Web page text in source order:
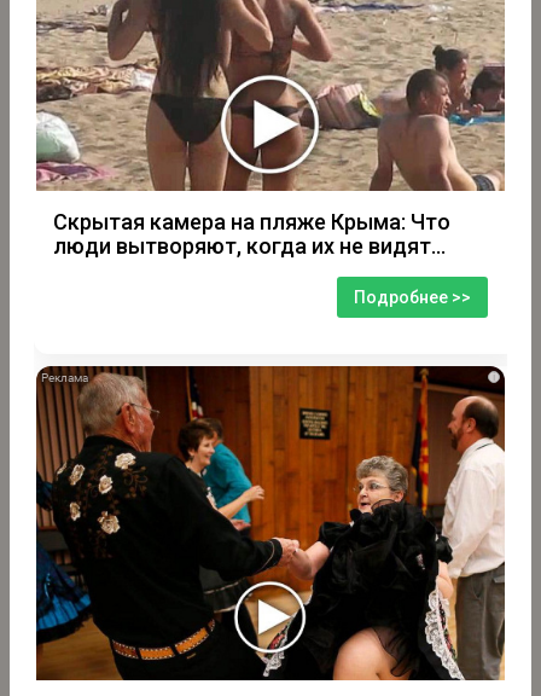
Скрытая камера на пляже Крыма: Что
люди вытворяют, когда их не видят...
Подробнее >>
i